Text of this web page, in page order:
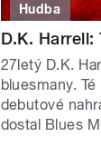
Hudba
D.K. Harrell:
27letý D.K.
bluesmany.
debutové
dostal Blues